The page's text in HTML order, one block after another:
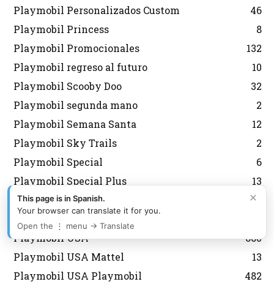
Playmobil Personalizados Custom
46
Playmobil Princess
8
Playmobil Promocionales
132
Playmobil regreso al futuro
10
Playmobil Scooby Doo
32
Playmobil segunda mano
2
Playmobil Semana Santa
12
Playmobil Sky Trails
2
Playmobil Special
6
Playmobil Special Plus
13
Playmobil Sudistas Confederados
4
Playmobil the movie
Playmobil USA
660
Playmobil USA Mattel
13
Playmobil USA Playmobil
482
×
This page is in Spanish.
Your browser can translate it for you.
Open the ⋮ menu → Translate